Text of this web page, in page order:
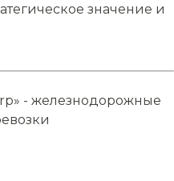
значение и
- железнодорожные